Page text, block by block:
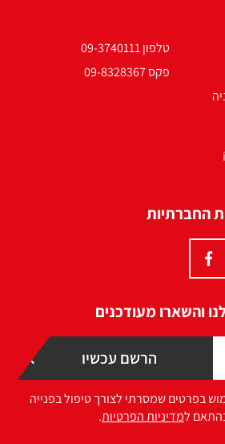
טלפון 09-3740111
פקס 09-8328367
החברתיות
והשארו מעודכנים
בפרטים שמסרתי לצורך טיפול בפנייה
למדיניות הפרטיות.